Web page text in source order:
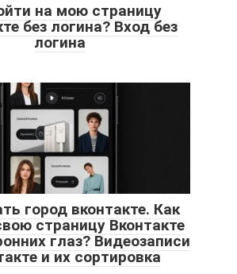
на мою страницу
без логина? Вход без
логина
город вконтакте. Как
страницу Вконтакте
глаз? Видеозаписи
и их сортировка